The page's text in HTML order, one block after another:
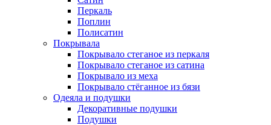
Перкаль
Поплин
Полисатин
Покрывала
Покрывало стеганое из перкаля
Покрывало стеганое из сатина
Покрывало из меха
Покрывало стёганное из бязи
Одеяла и подушки
Декоративные подушки
Подушки